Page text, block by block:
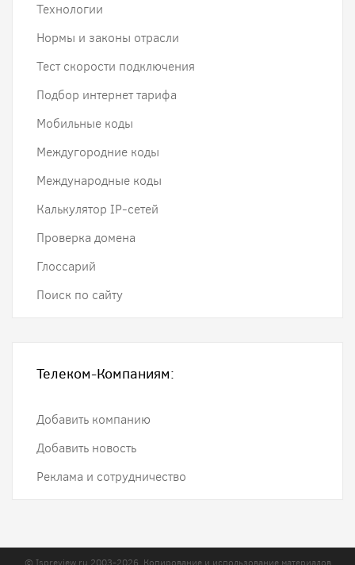
Технологии
Нормы и законы отрасли
Тест скорости подключения
Подбор интернет тарифа
Мобильные коды
Междугородние коды
Международные коды
Калькулятор IP-сетей
Проверка домена
Глоссарий
Поиск по сайту
Телеком-Компаниям:
Добавить компанию
Добавить новость
Реклама и сотрудничество